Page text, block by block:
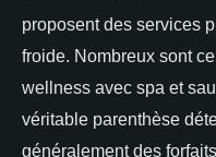
proposent des services
froide. Nombreux sont
wellness avec spa et
véritable parenthèse
généralement des forfaits